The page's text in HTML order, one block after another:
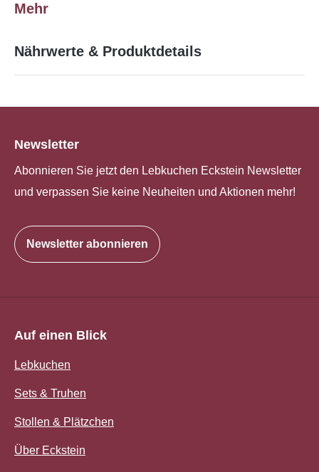
Mehr
Nährwerte & Produktdetails
Newsletter
Abonnieren Sie jetzt den Lebkuchen Eckstein Newsletter
und verpassen Sie keine Neuheiten und Aktionen mehr!
Newsletter abonnieren
Auf einen Blick
Lebkuchen
Sets & Truhen
Stollen & Plätzchen
Über Eckstein